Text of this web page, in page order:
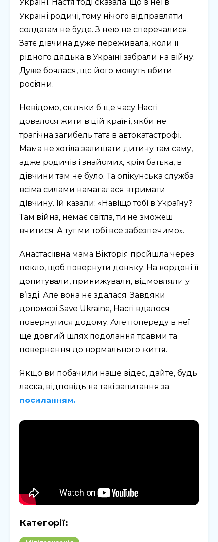
Україні. Настя тоді сказала, що в неї в
Україні родичі, тому нічого відправляти
солдатам не буде. З нею не сперечалися.
Зате дівчина дуже переживала, коли її
рідного дядька в Україні забрали на війну.
Дуже боялася, що його можуть вбити
росіяни.
Невідомо, скільки б ще часу Насті
довелося жити в цій країні, якби не
трагічна загибель тата в автокатастрофі.
Мама не хотіла залишати дитину там саму,
адже родичів і знайомих, крім батька, в
дівчини там не було. Та опікунська служба
всіма силами намагалася втримати
дівчину. Їй казали: «Навіщо тобі в Україну?
Там війна, немає світла, ти не зможеш
вчитися. А тут ми тобі все забезпечимо».
Анастасіївна мама Вікторія пройшла через
пекло, щоб повернути доньку. На кордоні її
допитували, принижували, відмовляли у
в’їзді. Але вона не здалася. Завдяки
допомозі Save Ukraine, Насті вдалося
повернутися додому. Але попереду в неї
ще довгий шлях подолання травми та
повернення до нормального життя.
Якщо ви побачили наше відео, дайте, будь
ласка, відповідь на такі запитання за
посиланням.
Категорії: